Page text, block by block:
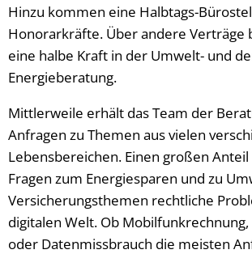
Hinzu kommen eine Halbtags-
Honorarkräfte. Über andere Verträge
eine halbe Kraft in der Umwelt- und
Energieberatung.
Mittlerweile erhält das Team der
Anfragen zu Themen aus vielen
Lebensbereichen. Einen großen
Fragen zum Energiesparen und zu
Versicherungsthemen rechtliche
digitalen Welt. Ob
oder Datenmissbrauch die meisten